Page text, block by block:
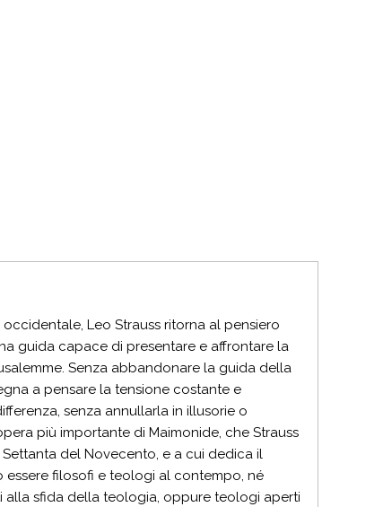
Leo Strauss ritorna al pensiero
guida capace di presentare e affrontare la
Senza abbandonare la guida della
a pensare la tensione costante e
senza annullarla in illusorie o
più importante di Maimonide, che Strauss
del Novecento, e a cui dedica il
filosofi e teologi al contempo, né
alla sfida della teologia, oppure teologi aperti